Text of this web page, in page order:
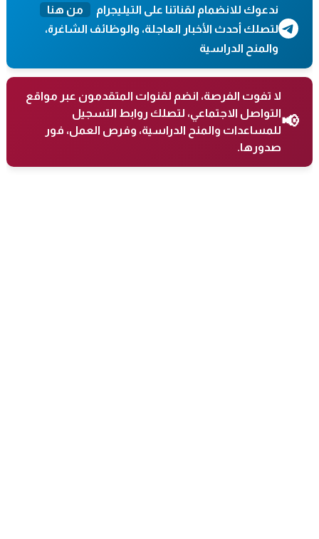
ندعوك للانضمام لقناتنا على التيليجرام
من هنا
لتصلك أحدث الأخبار العاجلة، والوظائف الشاغرة،
والمنح الدراسية
📢
لا تفوت الفرصة، انضم لقنوات المتقدمون عبر مواقع
التواصل الاجتماعي، لتصلك روابط التسجيل
للمساعدات والمنح الدراسية، وفرص العمل، فور
صدورها.